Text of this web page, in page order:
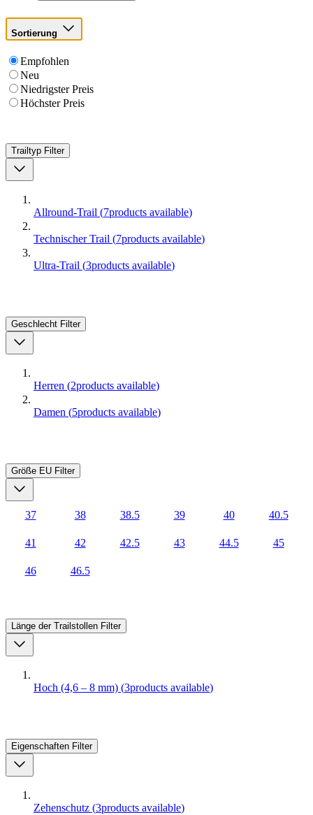
Sortierung
Empfohlen
Neu
Niedrigster Preis
Höchster Preis
Trailtyp Filter
Allround-Trail (7products available)
Technischer Trail (7products available)
Ultra-Trail (3products available)
Geschlecht Filter
Herren (2products available)
Damen (5products available)
Größe EU Filter
37 38 38.5 39 40 40.5
41 42 42.5 43 44.5 45
46 46.5
Länge der Trailstollen Filter
Hoch (4,6 – 8 mm) (3products available)
Eigenschaften Filter
Zehenschutz (3products available)